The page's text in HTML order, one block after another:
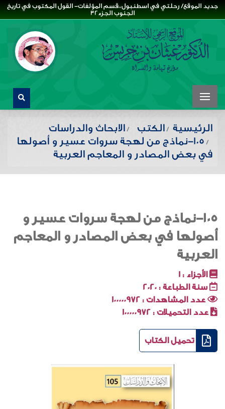
جديد الموقع/ رحلتي في اسطنبول،،قسم المؤلفات- القول المكتوب في تاريخ
الجنوب الجزء32
الرئيسية الكتب
الابحاث والدراسات
105-نماذج من لهجة سروات عسير و أصولها
في بعض المصادر و المعاجم العربية
105-نماذج من لهجة سروات عسير و
أصولها في بعض المصادر و المعاجم
العربية
الأجزاء : 1
سنة الطباعة : 2020
عدد المشاهدات : 100000972
عدد التحميلات : 100000972
تحميل الكتاب